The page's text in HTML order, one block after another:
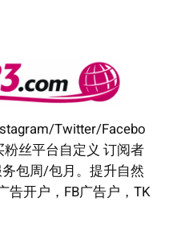
Twitter/Facebo
丝平台自定义 订阅者
包周/包月。提升自然
告开户，FB广告户，TK